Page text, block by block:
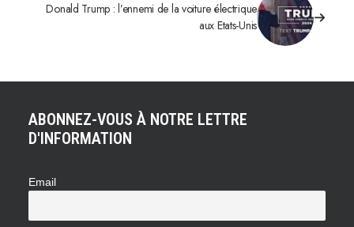
Donald Trump : l’ennemi de la voiture électrique
aux Etats-Unis
ABONNEZ-VOUS À NOTRE LETTRE
D'INFORMATION
Email